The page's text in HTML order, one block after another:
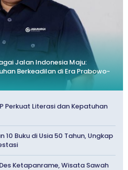
Jalan Indonesia Maju:
Berkeadilan di Era Prabowo-
Perkuat Literasi dan Kepatuhan
10 Buku di Usia 50 Tahun, Ungkap
Ketapanrame, Wisata Sawah